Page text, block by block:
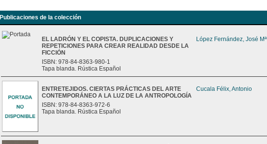
Publicaciones de la colección
EL LADRÓN Y EL COPISTA. DUPLICACIONES Y
REPETICIONES PARA CREAR REALIDAD DESDE LA
FICCIÓN
ISBN: 978-84-8363-980-1
Tapa blanda. Rústica Español
López Fernández, José Mª
ENTRETEJIDOS. CIERTAS PRÁCTICAS DEL ARTE
CONTEMPORÁNEO A LA LUZ DE LA ANTROPOLOGÍA
ISBN: 978-84-8363-972-6
Tapa blanda. Rústica Español
Cucala Félix, Antonio